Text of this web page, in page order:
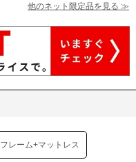
他のネット限定品を見る ≫
フレーム+マットレス